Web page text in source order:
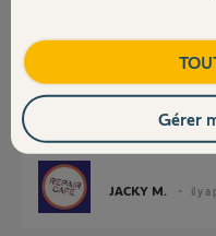
Bonjour Cyril.
Si vous parcourez le Forum
problèmes dans la mesure ou
non dans une machine.
Vous pouvez essayer de vous
vérifier que l'option sur les
JACKY M. il y a
Gérer